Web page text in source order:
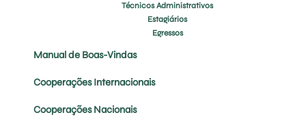
Técnicos Administrativos
Estagiários
Egressos
Manual de Boas-Vindas
Cooperações Internacionais
Cooperações Nacionais